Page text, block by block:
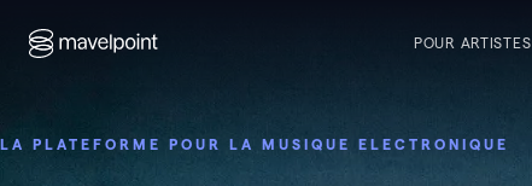
POUR ARTISTES
LA PLATEFORME POUR LA MUSIQUE ELECTRONIQUE